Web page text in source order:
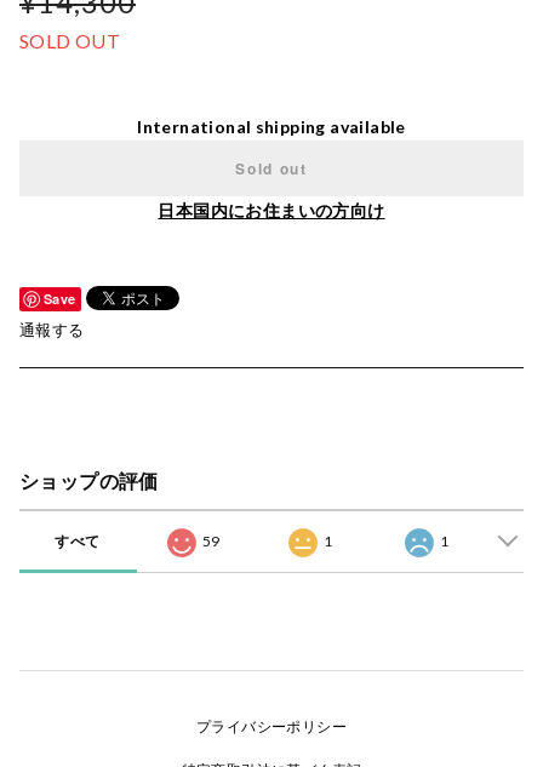
SOLD OUT
International shipping available
Sold out
日本国内にお住まいの方向け
Save
通報する
ショップの評価
すべて 59 1 1
プライバシーポリシー